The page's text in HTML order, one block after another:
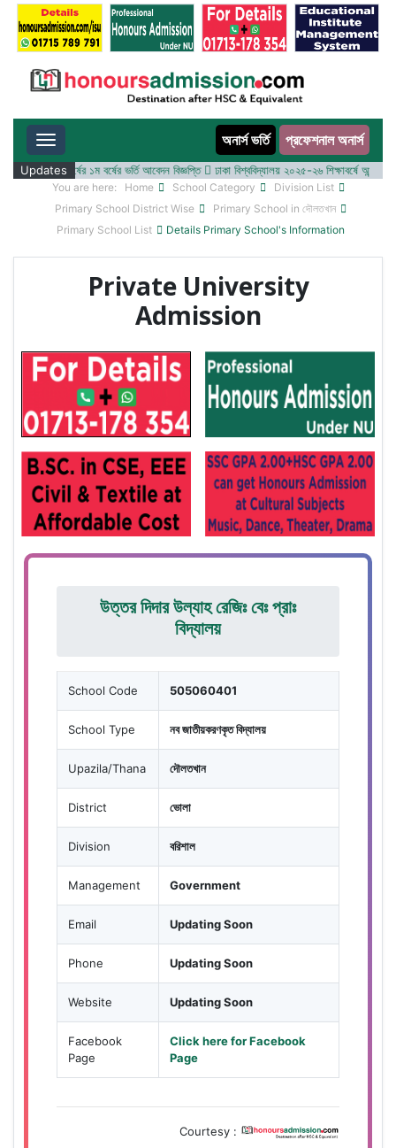
Toggle navigation অনার্স ভর্তি প্রফেশনাল অনার্স
Updates
২৬ শিক্ষাবর্ষের ১ম বর্ষের ভর্তি আবেদন বিজ্ঞপ্তি ঢাকা বিশ্ববিদ্যালয় ২০২৫-২৬ শিক্ষাবর্ষে
You are here: Home School Category
Division List
Primary School District Wise
Primary School in দৌলতখান
Primary School List
Details Primary School's Information
Private University
Admission
উত্তর দিদার উল্যাহ রেজিঃ বেঃ প্রাঃ
বিদ্যালয়
School Code 505060401
School Type নব জাতীয়করণকৃত বিদ্যালয়
Upazila/Thana দৌলতখান
District ভোলা
Division বরিশাল
Management Government
Email Updating Soon
Phone Updating Soon
Website Updating Soon
Facebook
Page
Click here for Facebook
Page
Courtesy :